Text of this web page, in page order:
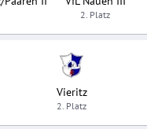
2. Platz
Vieritz
2. Platz